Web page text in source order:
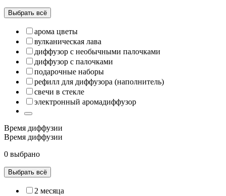
Выбрать всё
арома цветы
вулканическая лава
диффузор с необычными палочками
диффузор с палочками
подарочные наборы
рефилл для диффузора (наполнитель)
свечи в стекле
электронный аромадиффузор
Время диффузии
Время диффузии
0 выбрано
Выбрать всё
2 месяца